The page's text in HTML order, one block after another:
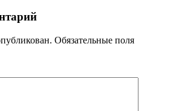
Обязательные поля